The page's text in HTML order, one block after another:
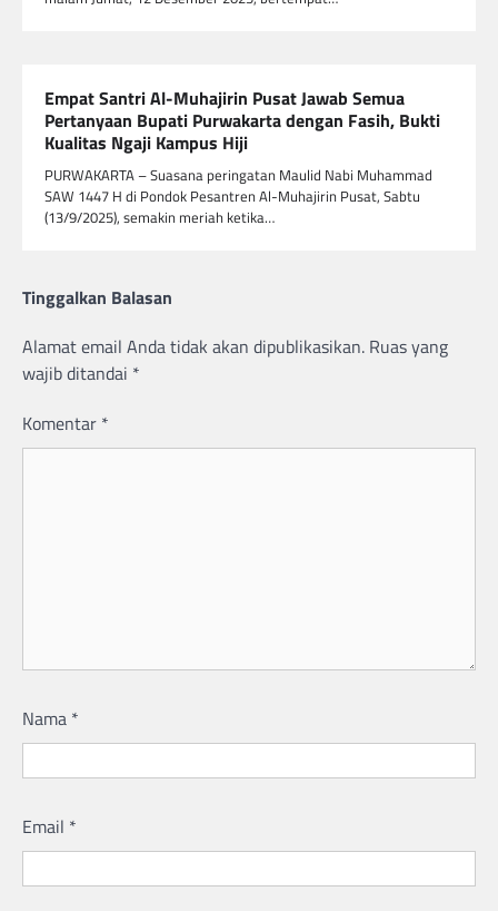
Empat Santri Al-Muhajirin Pusat Jawab Semua
Pertanyaan Bupati Purwakarta dengan Fasih, Bukti
Kualitas Ngaji Kampus Hiji
PURWAKARTA – Suasana peringatan Maulid Nabi Muhammad
SAW 1447 H di Pondok Pesantren Al-Muhajirin Pusat, Sabtu
(13/9/2025), semakin meriah ketika…
Tinggalkan Balasan
Alamat email Anda tidak akan dipublikasikan. Ruas yang
wajib ditandai *
Komentar *
Nama *
Email *